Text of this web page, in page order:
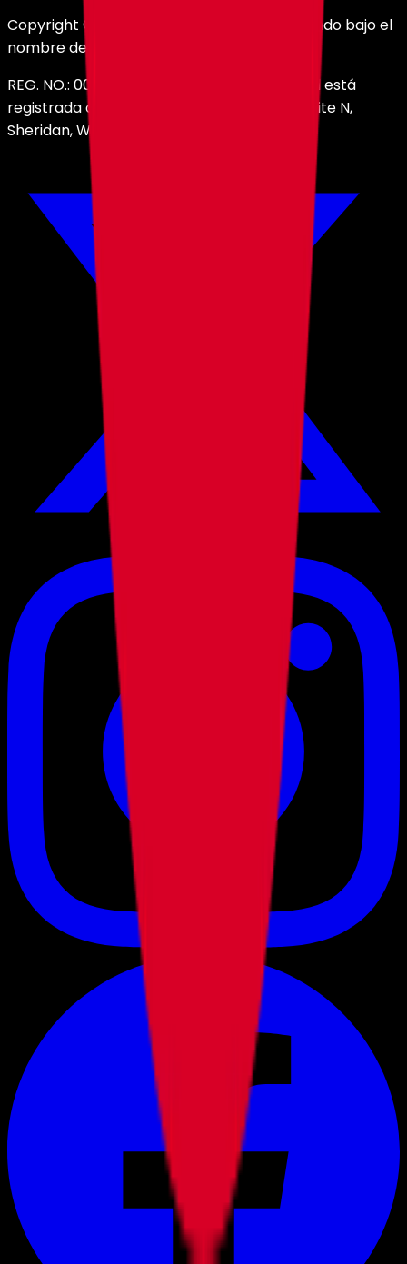
Copyright © 2025 HOLY SERVERS LLC, operando bajo el
nombre de HolyHosting.
REG. NO.: 001599788. Esta entidad comercial está
registrada oficialmente en 30 N Gould St, Suite N,
Sheridan, WY 82801, Wyoming, US.